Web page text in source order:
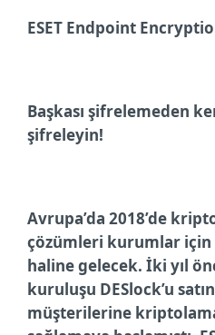
ESET Endpoint
Başkası şifrelemeden
şifreleyin!
Avrupa’da 2018’de
çözümleri kurumlar
haline gelecek. İki yıl
kuruluşu DESlock’u
müşterilerine